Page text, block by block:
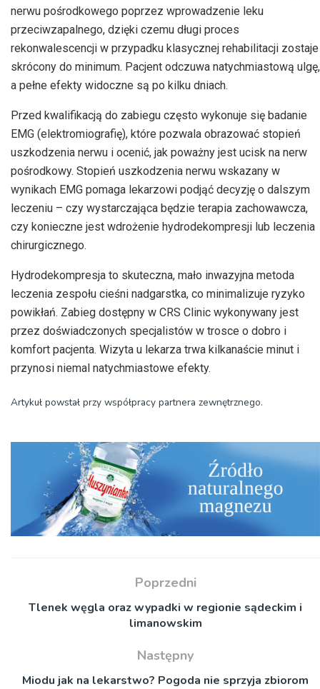
nerwu pośrodkowego poprzez wprowadzenie leku
przeciwzapalnego, dzięki czemu długi proces
rekonwalescencji w przypadku klasycznej rehabilitacji zostaje
skrócony do minimum. Pacjent odczuwa natychmiastową ulgę,
a pełne efekty widoczne są po kilku dniach.
Przed kwalifikacją do zabiegu często wykonuje się badanie
EMG (elektromiografię), które pozwala obrazować stopień
uszkodzenia nerwu i ocenić, jak poważny jest ucisk na nerw
pośrodkowy. Stopień uszkodzenia nerwu wskazany w
wynikach EMG pomaga lekarzowi podjąć decyzję o dalszym
leczeniu – czy wystarczająca będzie terapia zachowawcza,
czy konieczne jest wdrożenie hydrodekompresji lub leczenia
chirurgicznego.
Hydrodekompresja to skuteczna, mało inwazyjna metoda
leczenia zespołu cieśni nadgarstka, co minimalizuje ryzyko
powikłań. Zabieg dostępny w CRS Clinic wykonywany jest
przez doświadczonych specjalistów w trosce o dobro i
komfort pacjenta. Wizyta u lekarza trwa kilkanaście minut i
przynosi niemal natychmiastowe efekty.
Artykuł powstał przy współpracy partnera zewnętrznego.
Poprzedni
Tlenek węgla oraz wypadki w regionie sądeckim i
limanowskim
Następny
Miodu jak na lekarstwo? Pogoda nie sprzyja zbiorom